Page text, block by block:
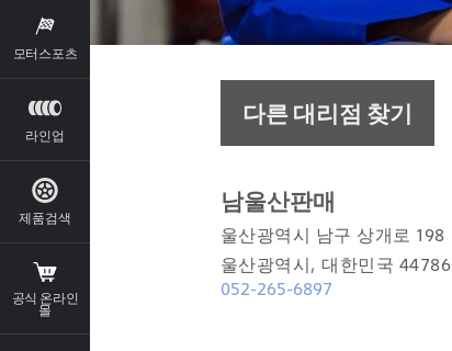
모터스포츠
라인업
제품검색
공식 온라인
몰
다른 대리점 찾기
남울산판매
울산광역시 남구 상개로 198
울산광역시, 대한민국 44786
052-265-6897